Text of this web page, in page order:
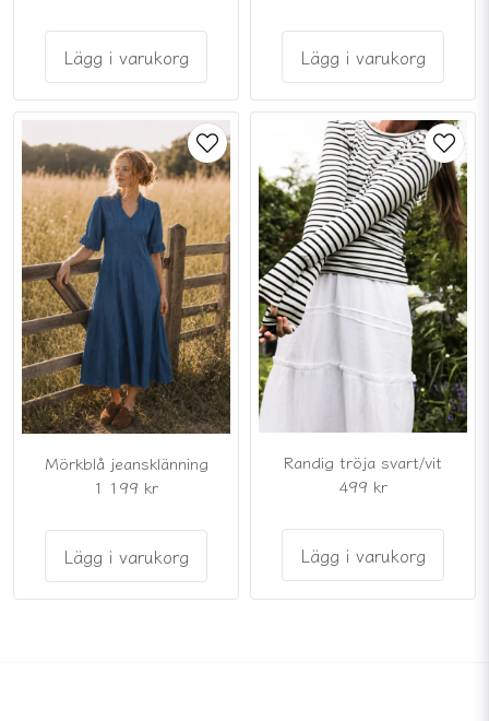
Lägg i varukorg Lägg i varukorg
Mörkblå jeansklänning
1 199 kr
Lägg i varukorg
Randig tröja svart/vit
499 kr
Lägg i varukorg